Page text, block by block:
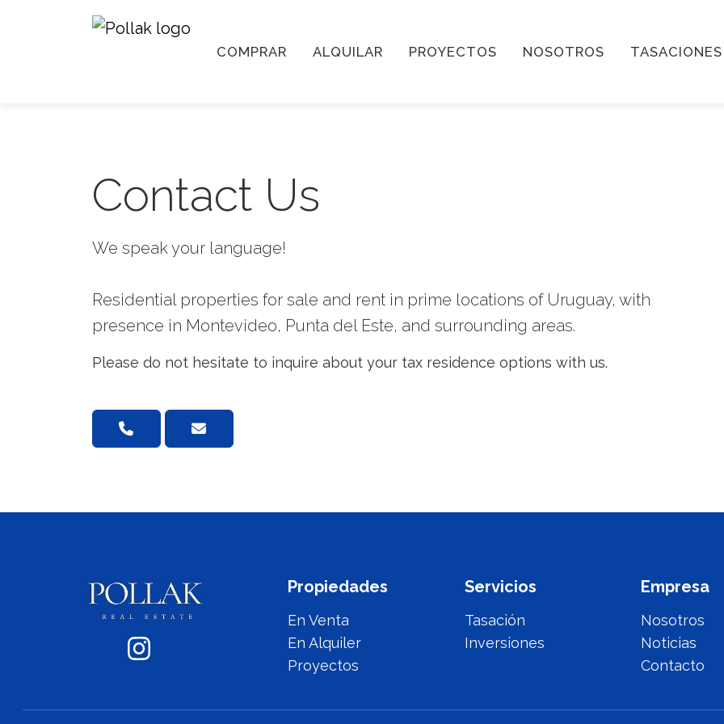
COMPRAR ALQUILAR PROYECTOS NOSOTROS TASACIONES
Contact Us
We speak your language!
Residential properties for sale and rent in prime locations of Uruguay, with
presence in Montevideo, Punta del Este, and surrounding areas.
Please do not hesitate to inquire about your tax residence options with us.
Propiedades
En Venta
En Alquiler
Proyectos
Servicios
Tasación
Inversiones
Empresa
Nosotros
Noticias
Contacto